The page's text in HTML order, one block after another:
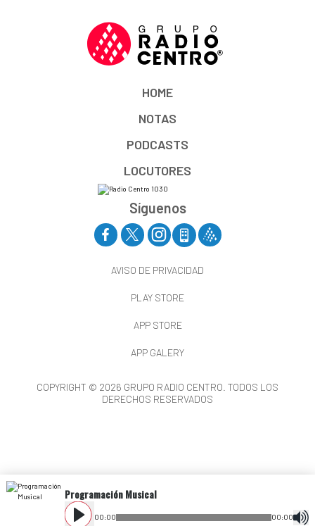
HOME
NOTAS
PODCASTS
LOCUTORES
Síguenos
AVISO DE PRIVACIDAD
PLAY STORE
APP STORE
APP GALERY
COPYRIGHT © 2026 GRUPO RADIO CENTRO. TODOS LOS
DERECHOS RESERVADOS
Programación Musical
00:00 00:00